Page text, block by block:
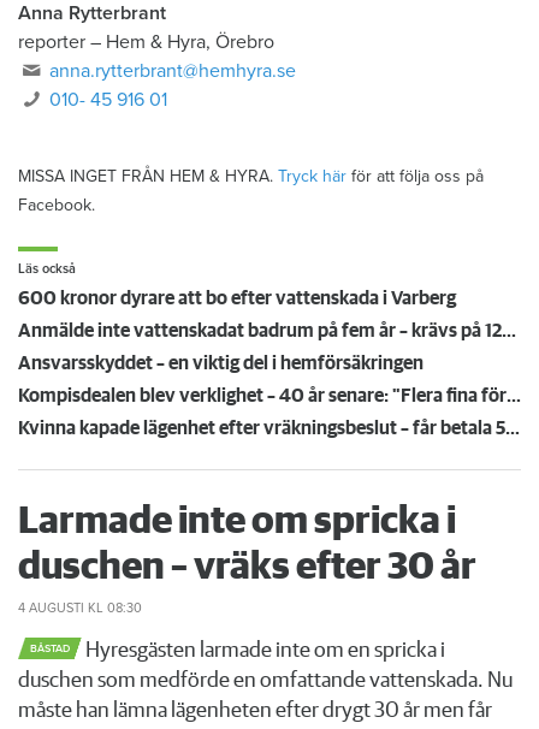
Anna Rytterbrant
reporter – Hem & Hyra, Örebro
anna.rytterbrant@hemhyra.se
010- 45 916 01
MISSA INGET FRÅN HEM & HYRA. Tryck här för att följa oss på
Facebook.
Läs också
600 kronor dyrare att bo efter vattenskada i Varberg
Anmälde inte vattenskadat badrum på fem år – krävs på 125 000 kronor
Ansvarsskyddet – en viktig del i hemförsäkringen
Kompisdealen blev verklighet – 40 år senare: "Flera fina fördelar med att dela bostad"
Kvinna kapade lägenhet efter vräkningsbeslut – får betala 50 000
Larmade inte om spricka i
duschen – vräks efter 30 år
4 AUGUSTI KL 08:30
BÅSTAD
Hyresgästen larmade inte om en spricka i
duschen som medförde en omfattande vattenskada. Nu
måste han lämna lägenheten efter drygt 30 år men får